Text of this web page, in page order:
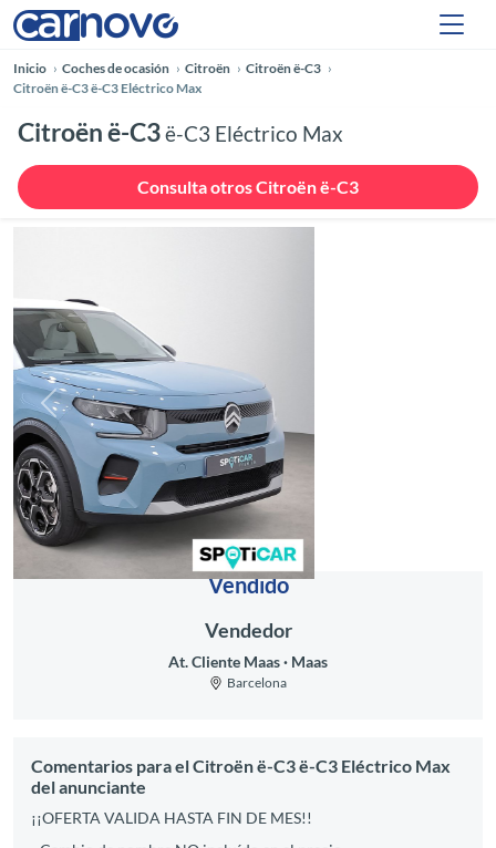
Inicio Coches de ocasión Citroën
Citroën ë-C3
Citroën ë-C3 ë-C3 Eléctrico Max
Citroën ë-C3ë-C3 Eléctrico Max
Consulta otros Citroën ë-C3
Anterior
Vendido
Vendedor
At. Cliente Maas Maas
Barcelona
Comentarios para el Citroën ë-C3 ë-C3 Eléctrico Max
del anunciante
¡¡OFERTA VALIDA HASTA FIN DE MES!!